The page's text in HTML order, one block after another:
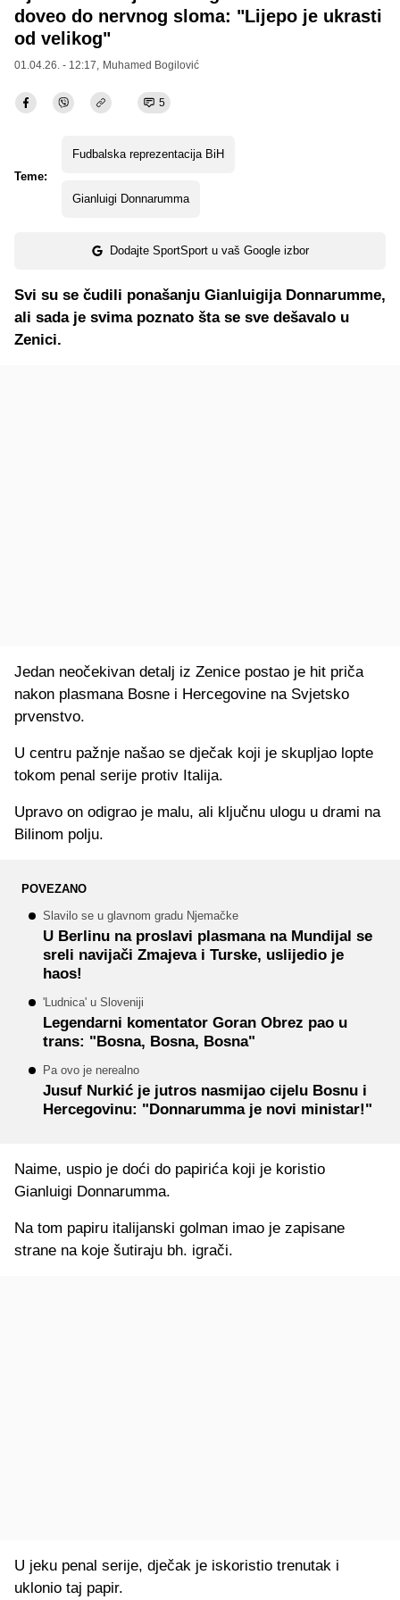
doveo do nervnog sloma: "Lijepo je ukrasti
od velikog"
01.04.26. - 12:17, Muhamed Bogilović
5
Teme:
Fudbalska reprezentacija BiH
Gianluigi Donnarumma
Dodajte SportSport u vaš Google izbor
Svi su se čudili ponašanju Gianluigija Donnarumme,
ali sada je svima poznato šta se sve dešavalo u
Zenici.
Jedan neočekivan detalj iz Zenice postao je hit priča
nakon plasmana Bosne i Hercegovine na Svjetsko
prvenstvo.
U centru pažnje našao se dječak koji je skupljao lopte
tokom penal serije protiv Italija.
Upravo on odigrao je malu, ali ključnu ulogu u drami na
Bilinom polju.
POVEZANO
Slavilo se u glavnom gradu Njemačke
U Berlinu na proslavi plasmana na Mundijal se
sreli navijači Zmajeva i Turske, uslijedio je
haos!
'Ludnica' u Sloveniji
Legendarni komentator Goran Obrez pao u
trans: "Bosna, Bosna, Bosna"
Pa ovo je nerealno
Jusuf Nurkić je jutros nasmijao cijelu Bosnu i
Hercegovinu: "Donnarumma je novi ministar!"
Naime, uspio je doći do papirića koji je koristio
Gianluigi Donnarumma.
Na tom papiru italijanski golman imao je zapisane
strane na koje šutiraju bh. igrači.
U jeku penal serije, dječak je iskoristio trenutak i
uklonio taj papir.